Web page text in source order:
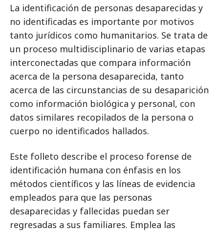
La identificación de personas desaparecidas y
no identificadas es importante por motivos
tanto jurídicos como humanitarios. Se trata de
un proceso multidisciplinario de varias etapas
interconectadas que compara información
acerca de la persona desaparecida, tanto
acerca de las circunstancias de su desaparición
como información biológica y personal, con
datos similares recopilados de la persona o
cuerpo no identificados hallados.
Este folleto describe el proceso forense de
identificación humana con énfasis en los
métodos científicos y las líneas de evidencia
empleados para que las personas
desaparecidas y fallecidas puedan ser
regresadas a sus familiares. Emplea las